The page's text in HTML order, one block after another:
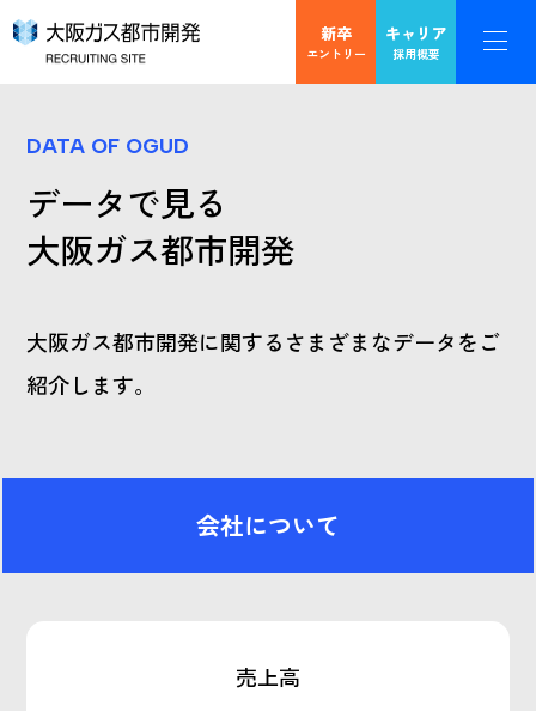
新卒
エントリー
キャリア
採用概要
DATA OF OGUD
データで見る
大阪ガス都市開発
大阪ガス都市開発に関するさまざまなデータをご
紹介します。
会社について
売上高